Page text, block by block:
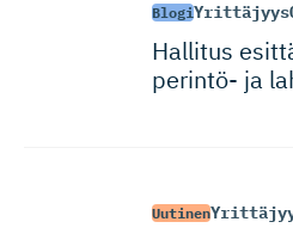
BlogiYrittäjyys
Hallitus
perintö- ja
Uutinen